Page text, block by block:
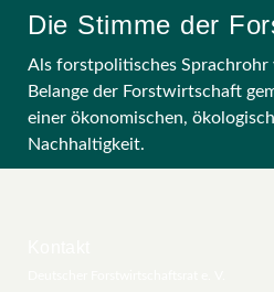
Die Stimme der
Als forstpolitisches
Belange der Forstwirtschaft
einer ökonomischen,
Nachhaltigkeit.